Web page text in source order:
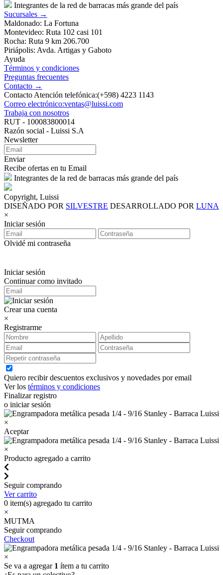
Integrantes de la red de barracas más grande del país
Sucursales →
Maldonado: La Fortuna
Montevideo: Ruta 102 casi 101
Rocha: Ruta 9 km 206.700
Piriápolis: Avda. Artigas y Gaboto
Ayuda
Términos y condiciones
Preguntas frecuentes
Contacto →
Contacto Atención telefónica:(+598) 4223 1143
Correo electrónico:ventas@luissi.com
Trabaja con nosotros
RUT - 100083800014
Razón social - Luissi S.A
Newsletter
Enviar
Recibe ofertas en tu Email
Integrantes de la red de barracas más grande del país
Copyright, Luissi
DISEÑADO POR SILVESTRE DESARROLLADO POR LUNA
×
Iniciar sesión
Olvidé mi contraseña
Iniciar sesión
Continuar como invitado
Crear una cuenta
×
Registrarme
Quiero recibir descuentos exclusivos y novedades por email
Ver los términos y condiciones
Finalizar registro
o iniciar sesión
×
Aceptar
×
Producto agregado a carrito
Seguir comprando
Ver carrito
0 item(s) agregado tu carrito
×
MUTMA
Seguir comprando
Checkout
×
Se va a agregar 1 ítem a tu carrito